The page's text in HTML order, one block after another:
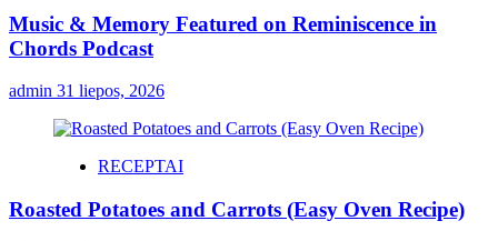
Music & Memory Featured on Reminiscence in
Chords Podcast
admin 31 liepos, 2026
RECEPTAI
Roasted Potatoes and Carrots (Easy Oven Recipe)